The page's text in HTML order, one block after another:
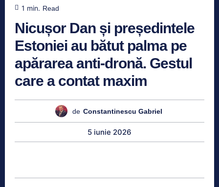
1 min. Read
Nicușor Dan și președintele
Estoniei au bătut palma pe
apărarea anti-dronă. Gestul
care a contat maxim
de Constantinescu Gabriel
5 iunie 2026